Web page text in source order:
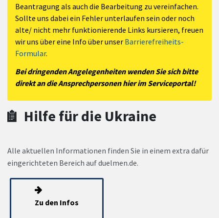
Beantragung als auch die Bearbeitung zu vereinfachen.
Sollte uns dabei ein Fehler unterlaufen sein oder noch
alte/ nicht mehr funktionierende Links kursieren, freuen
wir uns über eine Info über unser Barrierefreiheits-
Formular.
Bei dringenden Angelegenheiten wenden Sie sich bitte
direkt an die Ansprechpersonen hier im Serviceportal!
Hilfe für die Ukraine
Alle aktuellen Informationen finden Sie in einem extra dafür
eingerichteten Bereich auf duelmen.de.
Zu den Infos